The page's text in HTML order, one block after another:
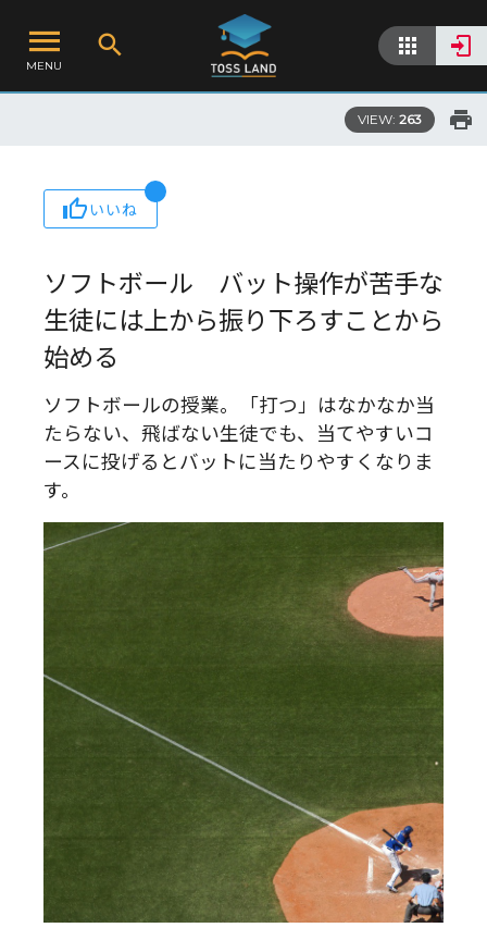
MENU
VIEW: 263
いいね
ソフトボール バット操作が苦手な
生徒には上から振り下ろすことから
始める
ソフトボールの授業。「打つ」はなかなか当
たらない、飛ばない生徒でも、当てやすいコ
ースに投げるとバットに当たりやすくなりま
す。